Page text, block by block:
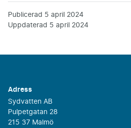
Publicerad 5 april 2024
Uppdaterad 5 april 2024
Adress
Sydvatten AB
Pulpetgatan 28
215 37 Malmö